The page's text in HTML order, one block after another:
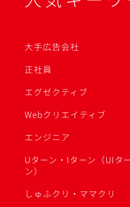
大手広告会社
正社員
エグゼクティブ
Webクリエイティブ
エンジニア
Uターン・Iターン（UIター
ン）
しゅふクリ・ママクリ